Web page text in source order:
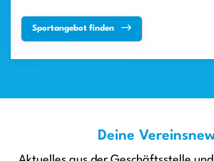
Sportangebot finden
Deine